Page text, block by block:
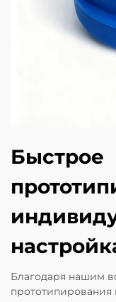
Быстрое
Благодаря нашим